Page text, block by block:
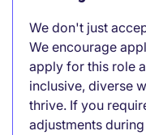
We don't just
We encourage
apply for this role
inclusive, diverse
thrive. If you
adjustments